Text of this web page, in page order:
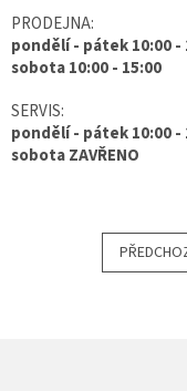
PRODEJNA:
pondělí - pátek 10:00 -
sobota 10:00 - 15:00
SERVIS:
pondělí - pátek 10:00 -
sobota ZAVŘENO